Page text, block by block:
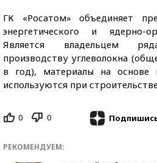
ГК «Росатом» объединяет
энергетического и ядерно-
Является владельцем
производству углеволокна
в год), материалы на основе
используются при
0 0
РЕКОМЕНДУЕМ: